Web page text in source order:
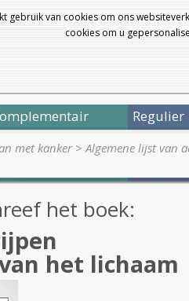
gebruik van cookies om ons
cookies om u
Regulier
met kanker>Algemene lijst van
het boek:
het lichaam